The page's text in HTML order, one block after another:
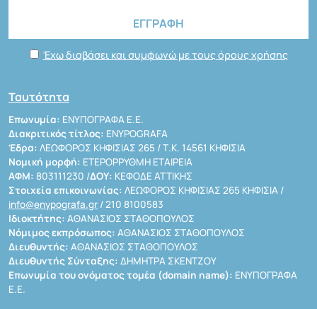
Έχω διαβάσει και συμφωνώ με τους όρους χρήσης
Ταυτότητα
Επωνυμία: ΕΝΥΠΟΓΡΑΦΑ Ε.Ε.
Διακριτικός τίτλος: ENYPOGRAFA
Έδρα: ΛΕΩΦΟΡΟΣ ΚΗΦΙΣΙΑΣ 265 / Τ.Κ. 14561 ΚΗΦΙΣΙΑ
Νομική μορφή: ΕΤΕΡΟΡΡΥΘΜΗ ΕΤΑΙΡΕΙΑ
ΑΦΜ: 803111230 /ΔΟΥ: ΚΕΦΟΔΕ ΑΤΤΙΚΗΣ
Στοιχεία επικοινωνίας: ΛΕΩΦΟΡΟΣ ΚΗΦΙΣΙΑΣ 265 ΚΗΦΙΣΙΑ /
info@enypografa.gr / 210 8100583
Ιδιοκτήτης: ΑΘΑΝΑΣΙΟΣ ΣΤΑΘΟΠΟΥΛΟΣ
Νόμιμος εκπρόσωπος: ΑΘΑΝΑΣΙΟΣ ΣΤΑΘΟΠΟΥΛΟΣ
Διευθυντής: ΑΘΑΝΑΣΙΟΣ ΣΤΑΘΟΠΟΥΛΟΣ
Διευθυντής Σύνταξης: ΔΗΜΗΤΡΑ ΣΚΕΝΤΖΟΥ
Επωνυμία του ονόματος τομέα (domain name): ΕΝΥΠΟΓΡΑΦΑ
Ε.Ε.